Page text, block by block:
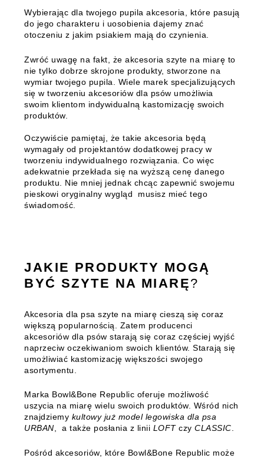
Wybierając dla twojego pupila akcesoria, które pasują
do jego charakteru i uosobienia dajemy znać
otoczeniu z jakim psiakiem mają do czynienia.
Zwróć uwagę na fakt, że akcesoria szyte na miarę to
nie tylko dobrze skrojone produkty, stworzone na
wymiar twojego pupila. Wiele marek specjalizujących
się w tworzeniu akcesoriów dla psów umożliwia
swoim klientom indywidualną kastomizację swoich
produktów.
Oczywiście pamiętaj, że takie akcesoria będą
wymagały od projektantów dodatkowej pracy w
tworzeniu indywidualnego rozwiązania. Co więc
adekwatnie przekłada się na wyższą cenę danego
produktu. Nie mniej jednak chcąc zapewnić swojemu
pieskowi oryginalny wygląd musisz mieć tego
świadomość.
JAKIE PRODUKTY MOGĄ
BYĆ SZYTE NA MIARĘ?
Akcesoria dla psa szyte na miarę cieszą się coraz
większą popularnością. Zatem producenci
akcesoriów dla psów starają się coraz częściej wyjść
naprzeciw oczekiwaniom swoich klientów. Starają się
umożliwiać kastomizację większości swojego
asortymentu.
Marka Bowl&Bone Republic oferuje możliwość
uszycia na miarę wielu swoich produktów. Wśród nich
znajdziemy kultowy już model legowiska dla psa
URBAN, a także posłania z linii LOFTczyCLASSIC.
Pośród akcesoriów, które Bowl&Bone Republic może